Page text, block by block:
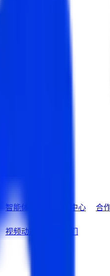
智能体市场 活动中心 合
视频动态
加入我们